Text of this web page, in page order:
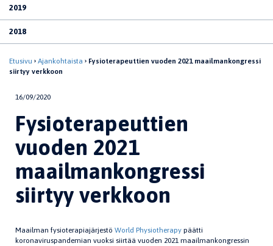
2019
2018
Etusivu Ajankohtaista
Fysioterapeuttien vuoden 2021 maailmankongressi
siirtyy verkkoon
16/09/2020
Fysioterapeuttien
vuoden 2021
maailmankongressi
siirtyy verkkoon
Maailman fysioterapiajärjestö World Physiotherapy päätti
koronaviruspandemian vuoksi siirtää vuoden 2021 maailmankongressin